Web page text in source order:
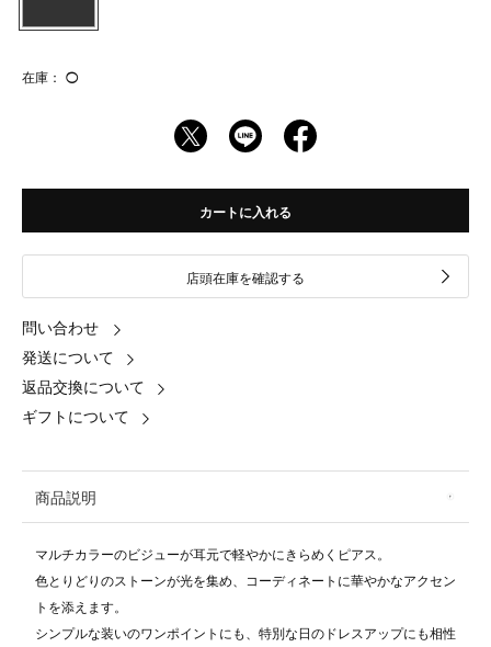
在庫： ◯
カートに入れる
店頭在庫を確認する
問い合わせ
発送について
返品交換について
ギフトについて
商品説明
マルチカラーのビジューが耳元で軽やかにきらめくピアス。
色とりどりのストーンが光を集め、コーディネートに華やかなアクセン
トを添えます。
シンプルな装いのワンポイントにも、特別な日のドレスアップにも相性